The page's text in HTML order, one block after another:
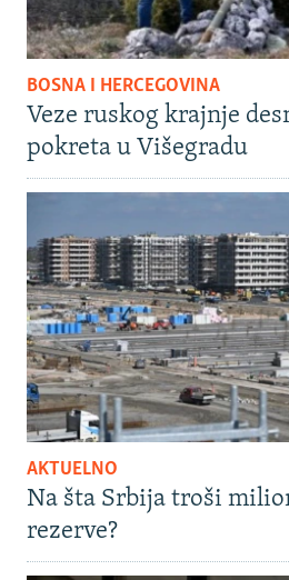
BOSNA I HERCEGOVINA
Veze ruskog krajnje
pokreta u Višegradu
AKTUELNO
Na šta Srbija troši
rezerve?